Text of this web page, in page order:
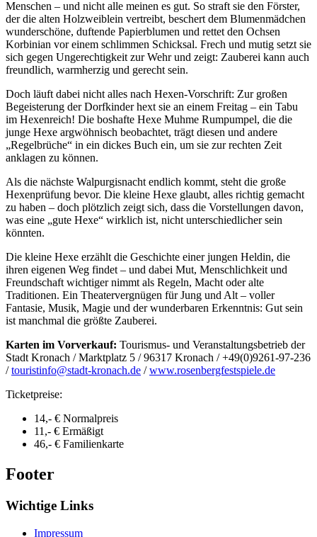
Menschen – und nicht alle meinen es gut. So straft sie den Förster,
der die alten Holzweiblein vertreibt, beschert dem Blumenmädchen
wunderschöne, duftende Papierblumen und rettet den Ochsen
Korbinian vor einem schlimmen Schicksal. Frech und mutig setzt sie
sich gegen Ungerechtigkeit zur Wehr und zeigt: Zauberei kann auch
freundlich, warmherzig und gerecht sein.
Doch läuft dabei nicht alles nach Hexen-Vorschrift: Zur großen
Begeisterung der Dorfkinder hext sie an einem Freitag – ein Tabu
im Hexenreich! Die boshafte Hexe Muhme Rumpumpel, die die
junge Hexe argwöhnisch beobachtet, trägt diesen und andere
„Regelbrüche“ in ein dickes Buch ein, um sie zur rechten Zeit
anklagen zu können.
Als die nächste Walpurgisnacht endlich kommt, steht die große
Hexenprüfung bevor. Die kleine Hexe glaubt, alles richtig gemacht
zu haben – doch plötzlich zeigt sich, dass die Vorstellungen davon,
was eine „gute Hexe“ wirklich ist, nicht unterschiedlicher sein
könnten.
Die kleine Hexe erzählt die Geschichte einer jungen Heldin, die
ihren eigenen Weg findet – und dabei Mut, Menschlichkeit und
Freundschaft wichtiger nimmt als Regeln, Macht oder alte
Traditionen. Ein Theatervergnügen für Jung und Alt – voller
Fantasie, Musik, Magie und der wunderbaren Erkenntnis: Gut sein
ist manchmal die größte Zauberei.
Karten im Vorverkauf: Tourismus- und Veranstaltungsbetrieb der
Stadt Kronach / Marktplatz 5 / 96317 Kronach / +49(0)9261-97-236
/touristinfo@stadt-kronach.de /www.rosenbergfestspiele.de
Ticketpreise:
14,- € Normalpreis
11,- € Ermäßigt
46,- € Familienkarte
Footer
Wichtige Links
Impressum